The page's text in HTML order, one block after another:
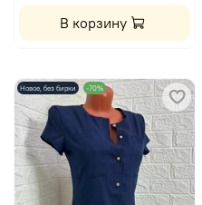
В корзину
Новое, без бирки -70%